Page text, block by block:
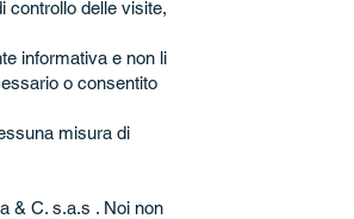
controllo delle visite,
informativa e non li
o consentito
misura di
& C. s.a.s . Noi non